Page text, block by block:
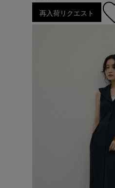
再入荷リクエスト